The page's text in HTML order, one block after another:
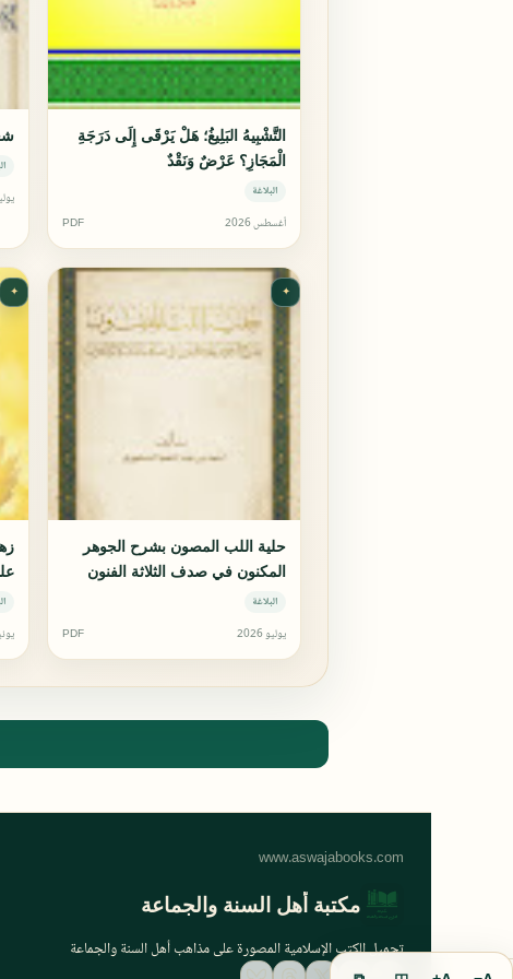
التَّشْبِيهُ البَلِيغُ؛ هَلْ يَرْقَى إِلَى دَرَجَةِ
الْمَجَازِ؟ عَرْضٌ وَنَقْدٌ
البلاغة
أغسطس 2026 PDF
يوليو
✦
حلية اللب المصون بشرح الجوهر
المكنون في صدف الثلاثة الفنون
البلاغة
يوليو 2026 PDF
✦
مكتبة أهل السنة والجماعة
تحميل الكتب الإسلامية المصورة على مذاهب أهل السنة والجماعة